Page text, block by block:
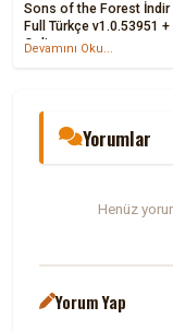
Sons of the Forest İndir
Full Türkçe v1.0.53951
Online
Devamını Oku...
Yorumlar
Henüz
Yorum Yap